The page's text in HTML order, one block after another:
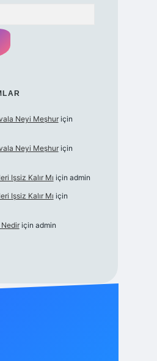
Neyi Meşhuriçin
Neyi Meşhuriçin
Işsiz Kalır Mı için admin
Işsiz Kalır Mı için
için admin